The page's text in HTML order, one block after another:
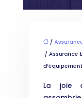
/
/ Assurance
La joie